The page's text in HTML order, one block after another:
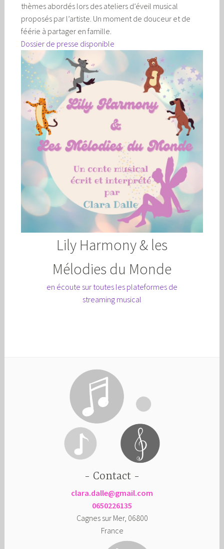
thèmes abordés lors des ateliers d’éveil musical
proposés par l’artiste. Un moment de douceur et de
féérie à partager en famille.
Dossier de presse disponible
Lily Harmony & les
Mélodies du Monde
en écoute sur toutes les plateformes de
streaming musical
Contact
clara.dalle@gmail.com
0650226135
Cagnes sur Mer, 06800
France